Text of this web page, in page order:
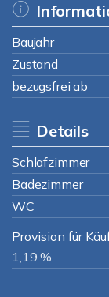
Baujahr
Zustand
bezugsfrei ab
Details
Schlafzimmer
Badezimmer
WC
Provision für
1,19 %